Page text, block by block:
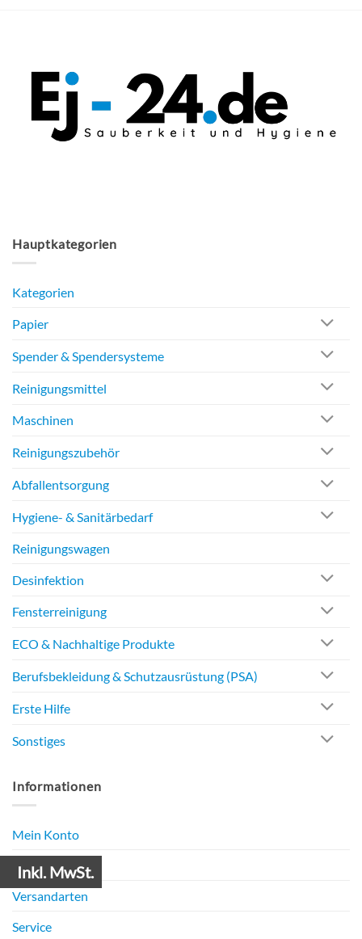
Inkl. MwSt.
Hauptkategorien
Kategorien
Papier
Spender & Spendersysteme
Reinigungsmittel
Maschinen
Reinigungszubehör
Abfallentsorgung
Hygiene- & Sanitärbedarf
Reinigungswagen
Desinfektion
Fensterreinigung
ECO & Nachhaltige Produkte
Berufsbekleidung & Schutzausrüstung (PSA)
Erste Hilfe
Sonstiges
Informationen
Mein Konto
Zahlungsarten
Versandarten
Service